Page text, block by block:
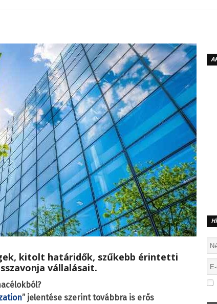
kitolt határidők, szűkebb érintetti
vállalásait.
” jelentése szerint továbbra is erős